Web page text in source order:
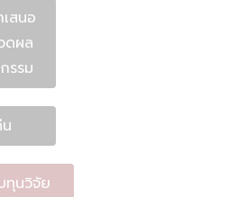
สนอ
ดผล
รรม
ทุนวิจัย